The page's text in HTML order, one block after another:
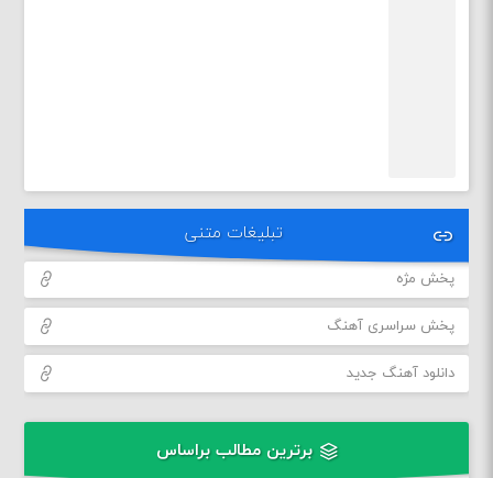
تبلیغات متنی
پخش مژه
پخش سراسری آهنگ
دانلود آهنگ جدید
برترین مطالب براساس